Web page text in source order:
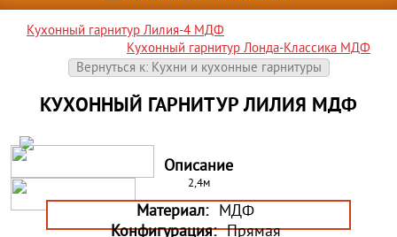
Кухонный гарнитур Лилия-4 МДФ
Кухонный гарнитур Лонда-Классика МДФ
Вернуться к: Кухни и кухонные гарнитуры
КУХОННЫЙ ГАРНИТУР ЛИЛИЯ МДФ
Описание
2,4м
Материал: МДФ
Конфигурация: Прямая